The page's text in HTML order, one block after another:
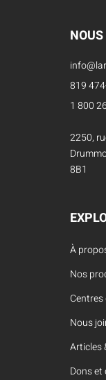
819
1 800
2250,
8B1
À
Nos
Centres
Nous
Articles
Dons